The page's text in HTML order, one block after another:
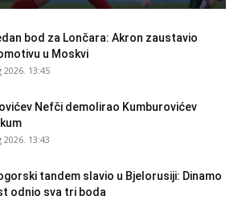
bod za Lončara: Akron zaustavio
u Moskvi
2026. 13:45
Nefči demolirao Kumburovićev
2026. 13:43
tandem slavio u Bjelorusiji: Dinamo
odnio sva tri boda